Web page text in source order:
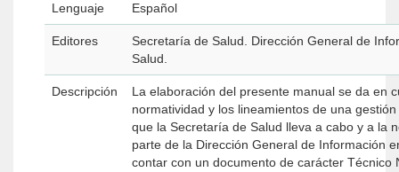
Lenguaje Español
Editores
Secretaría de Salud. Dirección General de
Salud.
Descripción
La elaboración del presente manual se da en
normatividad y los lineamientos de una
que la Secretaría de Salud lleva a cabo y a la
parte de la Dirección General de Información
contar con un documento de carácter Técnico